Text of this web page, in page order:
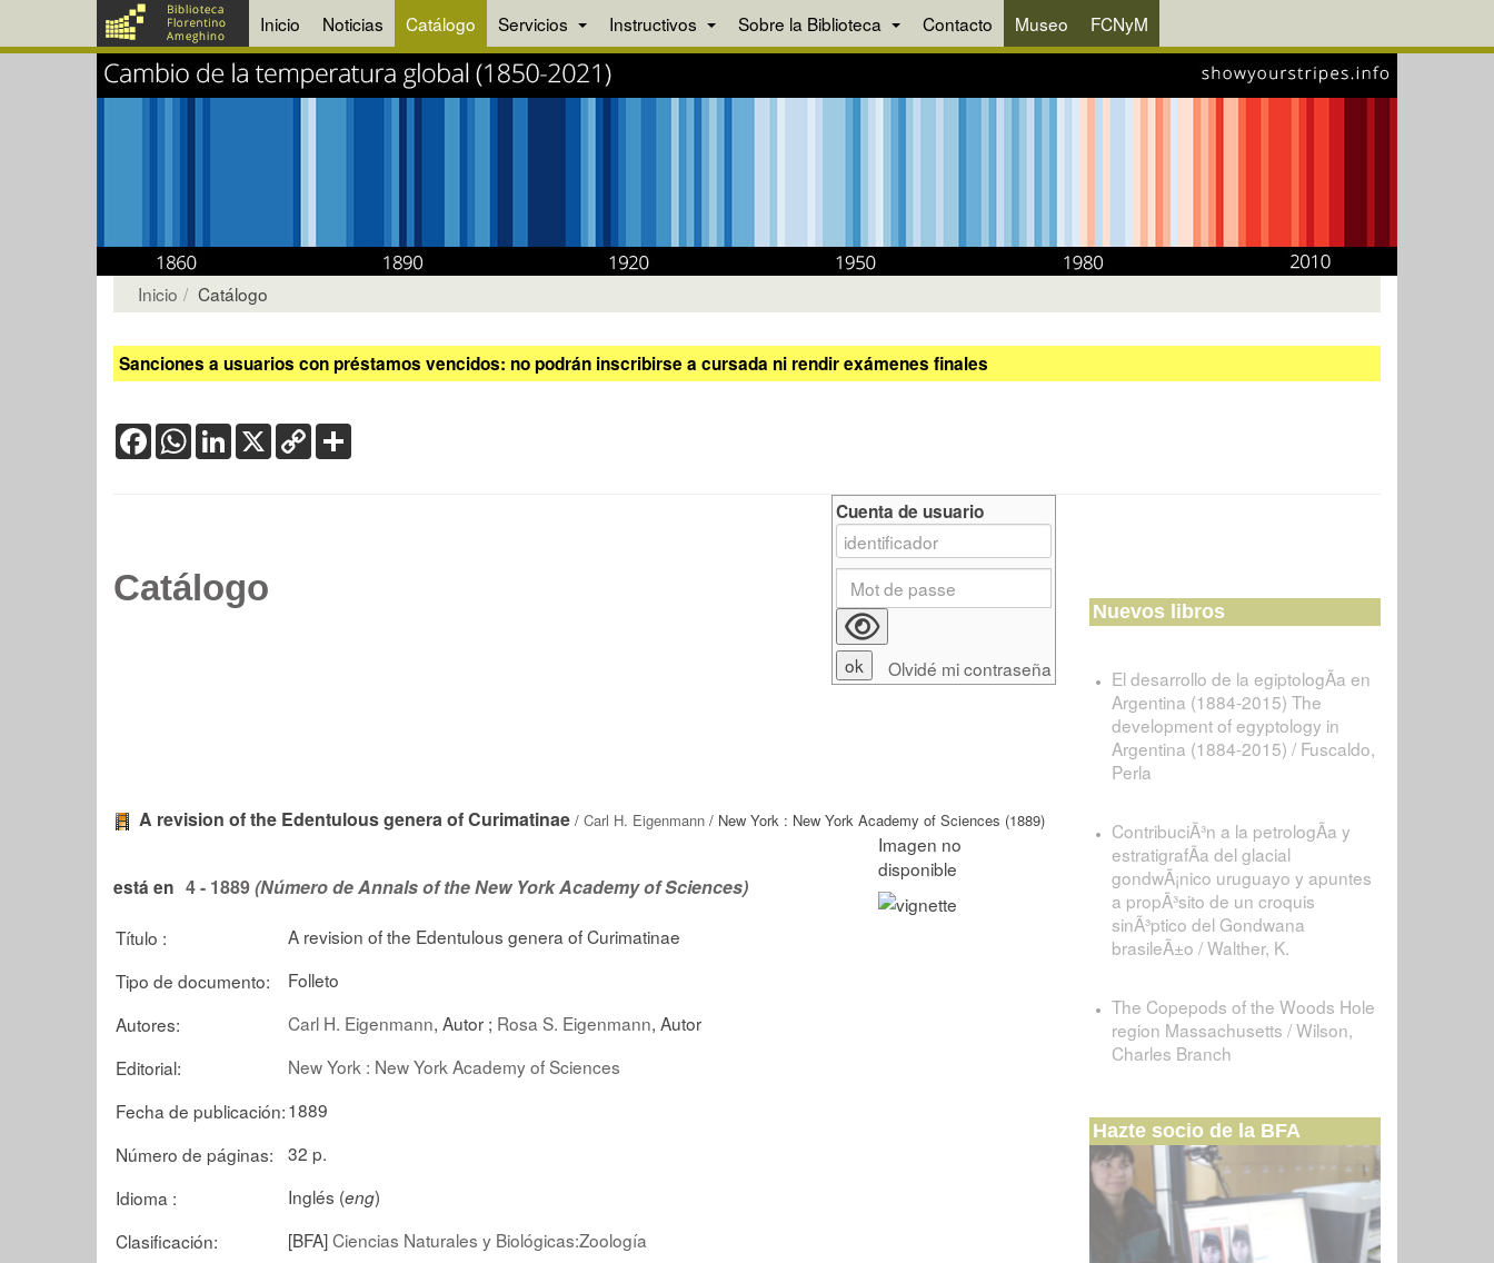
Inicio Noticias Catálogo Servicios Instructivos Sobre la Biblioteca Contacto Museo FCNyM
Inicio Catálogo
Sanciones a usuarios con préstamos vencidos: no podrán inscribirse a cursada ni rendir exámenes finales
FacebookWhatsApp
LinkedIn
X Copy
Link
Catálogo
A revision of the Edentulous genera of Curimatinae / Carl H. Eigenmann / New York : New York Academy of Sciences (1889)
está en 4 - 1889(Número de Annals of the New York Academy of Sciences)
Título :
A revision of the Edentulous genera of Curimatinae
Tipo de documento:
Folleto
Autores:
Carl H. Eigenmann, Autor ; Rosa S. Eigenmann, Autor
Editorial:
New York : New York Academy of Sciences
Fecha de publicación:1889
Número de páginas:
32 p.
Idioma :
Inglés (eng)
Clasificación:
[BFA]Ciencias Naturales y Biológicas:Zoología
Cuenta de usuario
Olvidé mi contraseña
Nuevos libros
El desarrollo de la egiptologÃ­a en
Argentina (1884-2015) The
development of egyptology in
Argentina (1884-2015) / Fuscaldo,
Perla
ContribuciÃ³n a la petrologÃ­a y
estratigrafÃ­a del glacial
gondwÃ¡nico uruguayo y apuntes
a propÃ³sito de un croquis
sinÃ³ptico del Gondwana
brasileÃ±o / Walther, K.
The Copepods of the Woods Hole
region Massachusetts / Wilson,
Charles Branch
Hazte socio de la BFA